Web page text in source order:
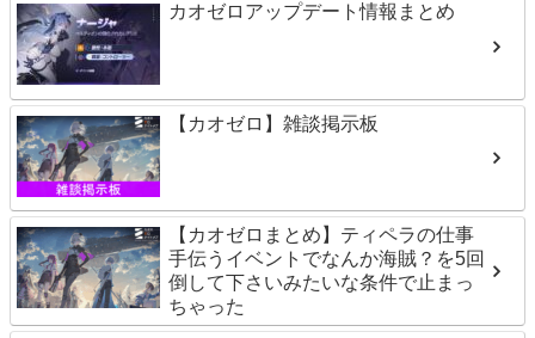
カオゼロアップデート情報まとめ
【カオゼロ】雑談掲示板
【カオゼロまとめ】ティペラの仕事
手伝うイベントでなんか海賊？を5回
倒して下さいみたいな条件で止まっ
ちゃった